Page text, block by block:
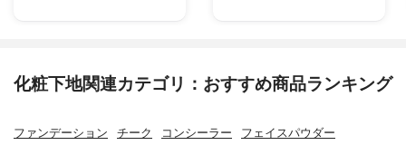
化粧下地関連カテゴリ：おすすめ商品ランキング
ファンデーション チーク コンシーラー フェイスパウダー